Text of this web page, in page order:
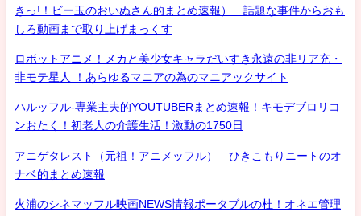
きっ!！ビー玉のおいぬさん的まとめ速報） 話題な事件からおも
しろ動画まで取り上げまっくす
ロボットアニメ！メカと美少女キャラだいすき永遠の非リア充・
非モテ星人 ！あらゆるマニアの為のマニアックサイト
ハルッフル-専業主夫的YOUTUBERまとめ速報！キモデブロリコ
ンおたく！初老人の介護生活！激動の1750日
アニゲタレスト（元祖！アニメッフル） ひきこもりニートのオ
ナベ的まとめ速報
火浦のシネマッフル映画NEWS情報ポータブルの杜！オネエ管理